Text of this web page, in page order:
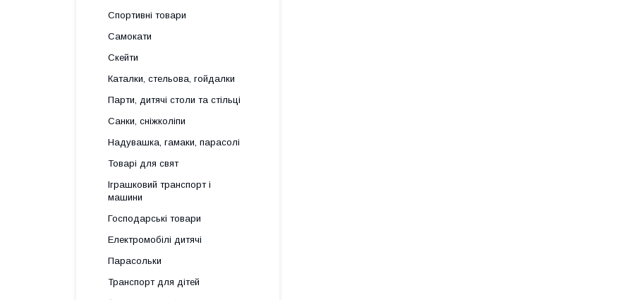
Спортивні товари
Самокати
Скейти
Каталки, стельова, гойдалки
Парти, дитячі столи та стільці
Санки, сніжколіпи
Надувашка, гамаки, парасолі
Товарі для свят
Іграшковий транспорт і
машини
Господарські товари
Електромобілі дитячі
Парасольки
Транспорт для дітей